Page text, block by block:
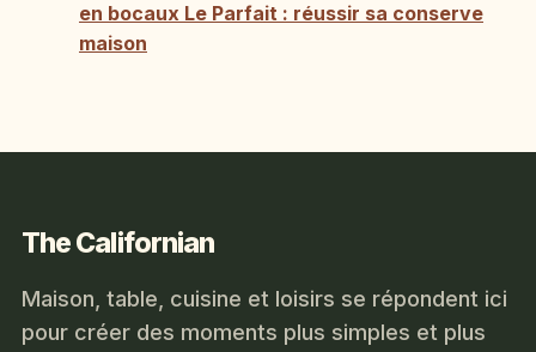
en bocaux Le Parfait : réussir sa conserve
maison
The Californian
Maison, table, cuisine et loisirs se répondent ici
pour créer des moments plus simples et plus